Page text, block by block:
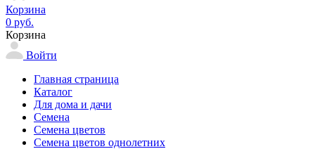
Корзина
0 руб.
Корзина
Войти
Главная страница
Каталог
Для дома и дачи
Семена
Семена цветов
Семена цветов однолетних